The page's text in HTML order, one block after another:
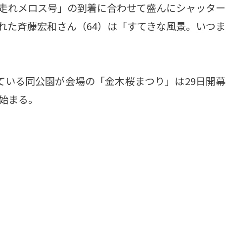
れメロス号」の到着に合わせて盛んにシャッター
た斉藤宏和さん（64）は「すてきな風景。いつま
る同公園が会場の「金木桜まつり」は29日開幕
まる。